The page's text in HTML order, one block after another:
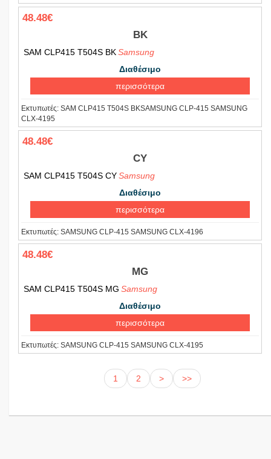
48.48€
BK
SAM CLP415 T504S BKSamsung
Διαθέσιμο
περισσότερα
Εκτυπωτές: SAM CLP415 T504S BKSAMSUNG CLP-415 SAMSUNG
CLX-4195
48.48€
CY
SAM CLP415 T504S CYSamsung
Διαθέσιμο
περισσότερα
Εκτυπωτές: SAMSUNG CLP-415 SAMSUNG CLX-4196
48.48€
MG
SAM CLP415 T504S MG Samsung
Διαθέσιμο
περισσότερα
Εκτυπωτές: SAMSUNG CLP-415 SAMSUNG CLX-4195
1 2 > >>